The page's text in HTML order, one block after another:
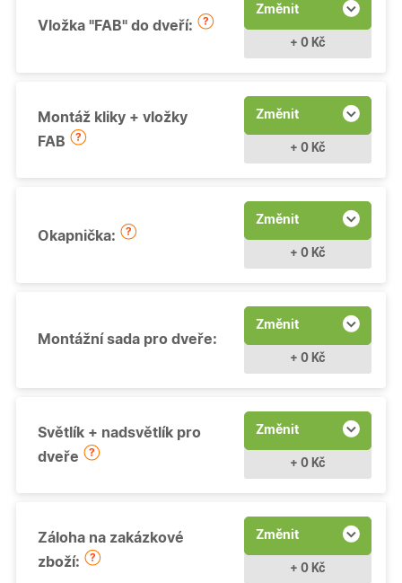
Vložka "FAB" do dveří:
Změnit
+ 0 Kč
Montáž kliky + vložky
FAB
Změnit
+ 0 Kč
Okapnička:
Změnit
+ 0 Kč
Montážní sada pro dveře:
Změnit
+ 0 Kč
Světlík + nadsvětlík pro
dveře
Změnit
+ 0 Kč
Záloha na zakázkové
zboží:
Změnit
+ 0 Kč